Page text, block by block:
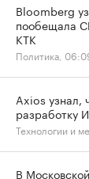
Bloomberg
пообещала
КТК
Политика,
Axios узнал,
разработку
Технологии и
В